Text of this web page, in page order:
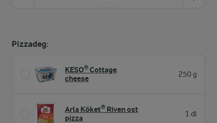
Pizzadeg:
KESO® Cottage
cheese
250 g
Arla Köket® Riven ost
pizza
1 dl